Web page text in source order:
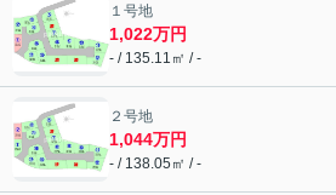
１号地
1,022万円
- / 135.11㎡ / -
２号地
1,044万円
- / 138.05㎡ / -